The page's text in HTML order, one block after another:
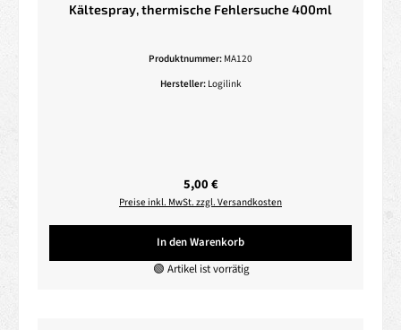
Kältespray, thermische Fehlersuche 400ml
Produktnummer: MA120
Hersteller: Logilink
Regulärer Preis:
5,00 €
Preise inkl. MwSt. zzgl. Versandkosten
In den Warenkorb
🟢 Artikel ist vorrätig